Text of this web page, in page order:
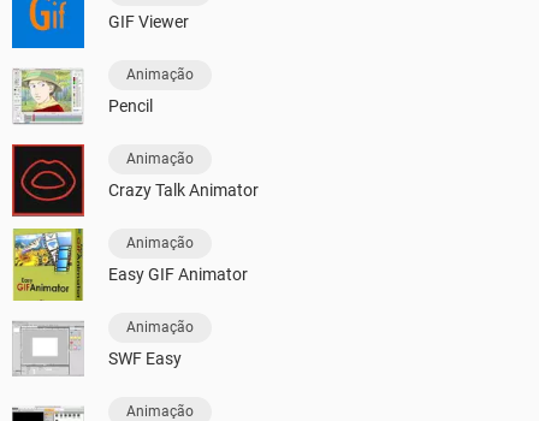
GIF Viewer
Animação
Pencil
Animação
Crazy Talk Animator
Animação
Easy GIF Animator
Animação
SWF Easy
Animação